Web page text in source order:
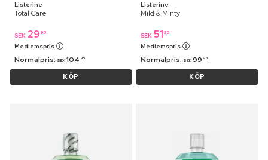
Listerine
Total Care
SEK 29 95
Medlemspris
Normalpris: SEK 104 95
KÖP
Listerine
Mild & Minty
SEK 51 95
Medlemspris
Normalpris: SEK 99 95
KÖP